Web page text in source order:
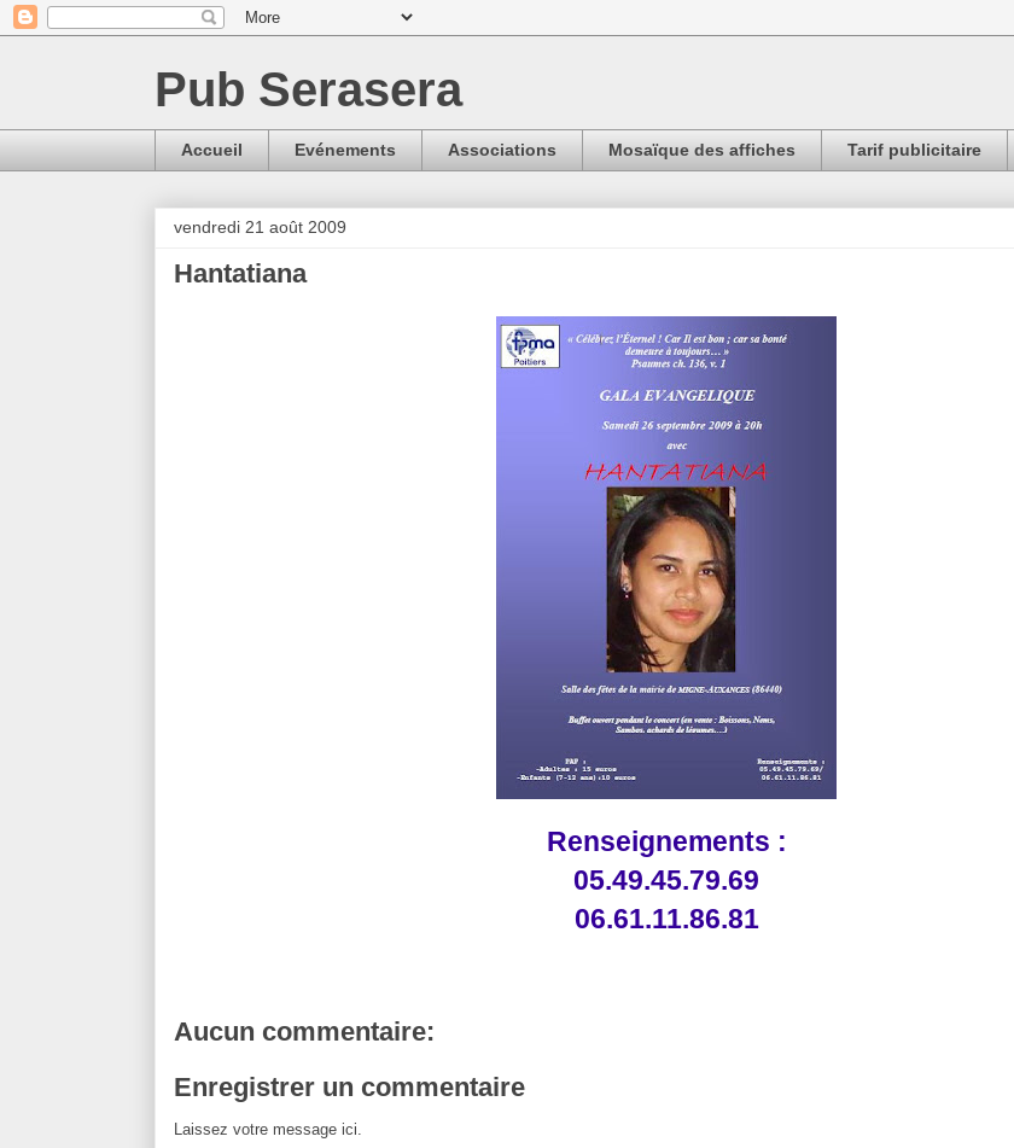
Pub Serasera
Accueil Evénements Associations Mosaïque des affiches Tarif publicitaire
vendredi 21 août 2009
Hantatiana
Renseignements :
05.49.45.79.69
06.61.11.86.81
Aucun commentaire:
Enregistrer un commentaire
Laissez votre message ici.